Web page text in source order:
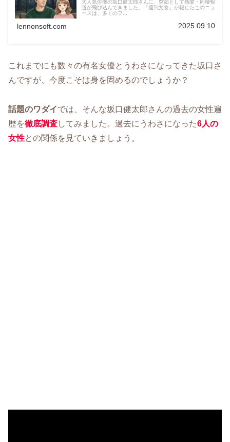
大人気俳優の坂口健太郎さんに、突如として熱愛・同棲報
道が飛び込んできました。「週刊文春」が報じたこのニュ
ースは、多くのフ...
lennonsoft.com 2025.09.10
これまでにも数々の有名女優とうわさになってきた坂口さ
んですが、今度こそは身を固めるのでしょうか？
話題のワダイでは、そんな坂口健太郎さんの過去の女性遍
歴を徹底調査してみました。過去にうわさになった6人の
女性との関係を見ていきましょう。